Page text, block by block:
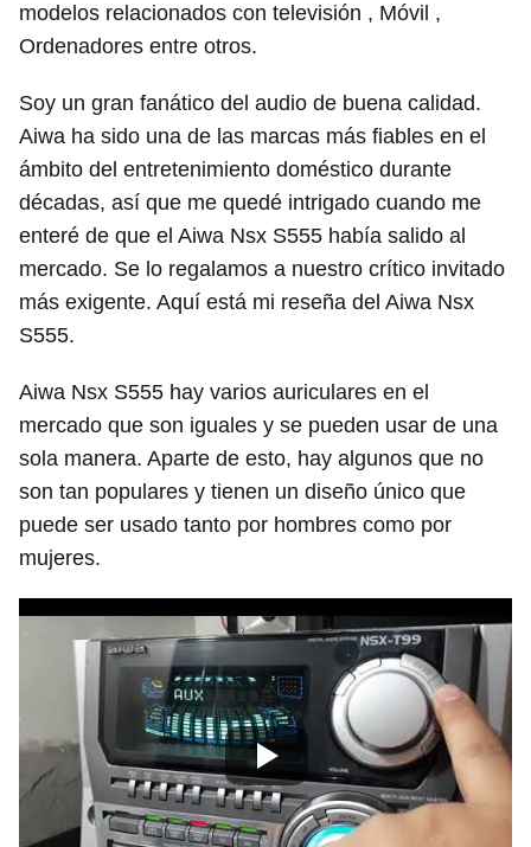
modelos relacionados con televisión , Móvil ,
Ordenadores entre otros.
Soy un gran fanático del audio de buena calidad.
Aiwa ha sido una de las marcas más fiables en el
ámbito del entretenimiento doméstico durante
décadas, así que me quedé intrigado cuando me
enteré de que el Aiwa Nsx S555 había salido al
mercado. Se lo regalamos a nuestro crítico invitado
más exigente. Aquí está mi reseña del Aiwa Nsx
S555.
Aiwa Nsx S555 hay varios auriculares en el
mercado que son iguales y se pueden usar de una
sola manera. Aparte de esto, hay algunos que no
son tan populares y tienen un diseño único que
puede ser usado tanto por hombres como por
mujeres.